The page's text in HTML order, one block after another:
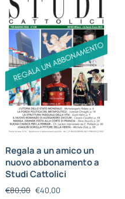
Regala a un amico un
nuovo abbonamento a
Studi Cattolici
€80,00 €40,00